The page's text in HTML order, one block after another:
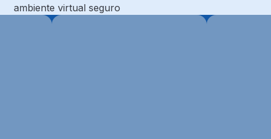
ambiente virtual seguro